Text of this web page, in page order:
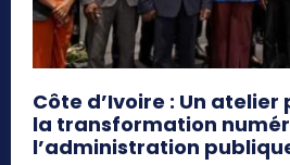
Côte d’Ivoire : Un
la transformation
l’administration